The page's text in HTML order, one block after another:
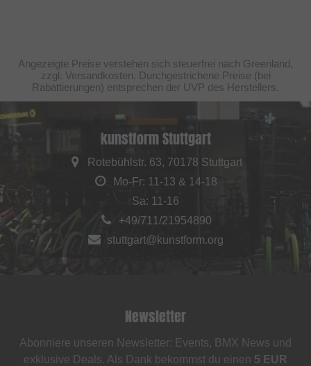
Angezeigte Preise verstehen sich steuerfrei nach Greenland,
zzgl. Versandkosten. Durchgestrichene Preise (bei
Rabattierungen) entsprechen der UVP des Herstellers.
kunstform Stuttgart
Rotebühlstr. 63, 70178 Stuttgart
Mo-Fr: 11-13 & 14-18
Sa: 11-16
+49/711/21954890
stuttgart@kunstform.org
Newsletter
Abonniere unseren Newsletter: Events, BMX News und
exklusive Deals. Als Dank bekommst du einen 5 EUR